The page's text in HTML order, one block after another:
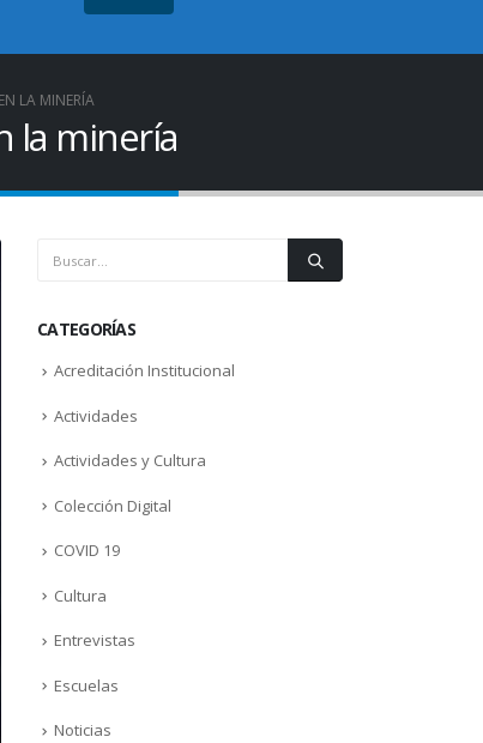
LA MINERÍA
la minería
CATEGORÍAS
Acreditación Institucional
Actividades
Actividades y Cultura
Colección Digital
COVID 19
Cultura
Entrevistas
Escuelas
Noticias